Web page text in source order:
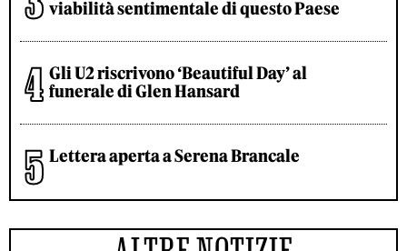
viabilità sentimentale di questo Paese
Gli U2 riscrivono ‘Beautiful Day’ al
funerale di Glen Hansard
Lettera aperta a Serena Brancale